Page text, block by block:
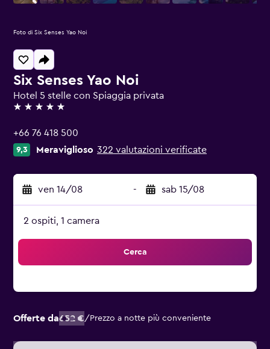
Six Senses Yao Noi
Hotel 5 stelle con Spiaggia privata
5 stelle
+66 76 418 500
9,3 Meraviglioso 322 valutazioni verificate
ven 14/08 - sab 15/08
2 ospiti, 1 camera
Cerca
Offerte da652 €/ Prezzo a notte più conveniente
Foto di Six Senses Yao Noi